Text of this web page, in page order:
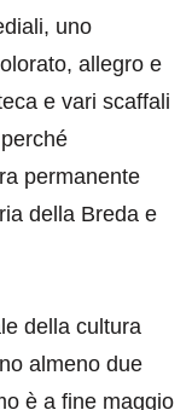
uno
allegro e
e vari scaffali
permanente
della Breda e
della cultura
almeno due
è a fine maggio